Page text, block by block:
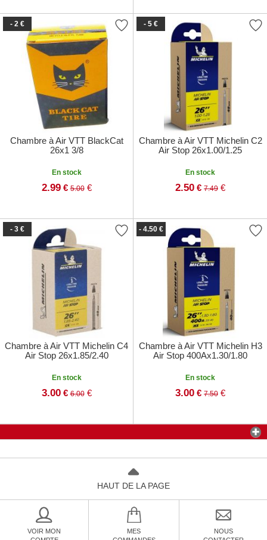
- 2 €
Chambre à Air VTT BlackCat
26x1 3/8
En stock
2.99 € 5.00€
- 5 €
Chambre à Air VTT Michelin C2
Air Stop 26x1.00/1.25
En stock
2.50 € 7.49 €
- 3 €
Chambre à Air VTT Michelin C4
Air Stop 26x1.85/2.40
En stock
3.00 € 6.00€
- 4.50 €
Chambre à Air VTT Michelin H3
Air Stop 400Ax1.30/1.80
En stock
3.00 € 7.50 €
HAUT DE LA PAGE
VOIR MON
MES
NOUS